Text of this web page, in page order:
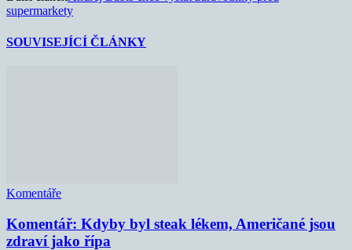
supermarkety
SOUVISEJÍCÍ ČLÁNKY
Komentáře
Komentář: Kdyby byl steak lékem, Američané jsou
zdraví jako řípa